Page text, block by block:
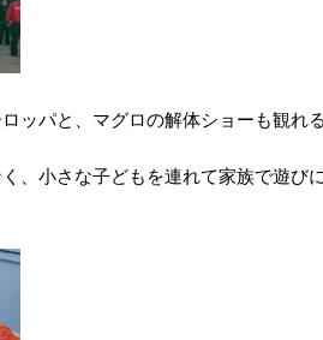
ッパと、マグロの解体ショーも観れる
、小さな子どもを連れて家族で遊び